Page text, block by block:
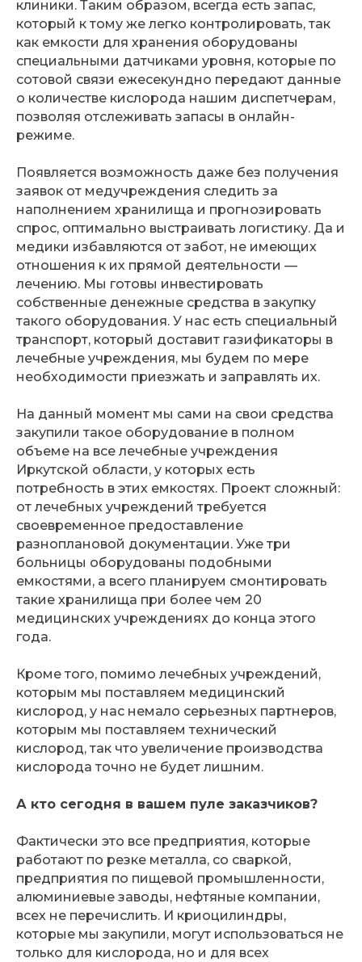
клиники. Таким образом, всегда есть запас,
который к тому же легко контролировать, так
как емкости для хранения оборудованы
специальными датчиками уровня, которые по
сотовой связи ежесекундно передают данные
о количестве кислорода нашим диспетчерам,
позволяя отслеживать запасы в онлайн-
режиме.
Появляется возможность даже без получения
заявок от медучреждения следить за
наполнением хранилища и прогнозировать
спрос, оптимально выстраивать логистику. Да и
медики избавляются от забот, не имеющих
отношения к их прямой деятельности —
лечению. Мы готовы инвестировать
собственные денежные средства в закупку
такого оборудования. У нас есть специальный
транспорт, который доставит газификаторы в
лечебные учреждения, мы будем по мере
необходимости приезжать и заправлять их.
На данный момент мы сами на свои средства
закупили такое оборудование в полном
объеме на все лечебные учреждения
Иркутской области, у которых есть
потребность в этих емкостях. Проект сложный:
от лечебных учреждений требуется
своевременное предоставление
разноплановой документации. Уже три
больницы оборудованы подобными
емкостями, а всего планируем смонтировать
такие хранилища при более чем 20
медицинских учреждениях до конца этого
года.
Кроме того, помимо лечебных учреждений,
которым мы поставляем медицинский
кислород, у нас немало серьезных партнеров,
которым мы поставляем технический
кислород, так что увеличение производства
кислорода точно не будет лишним.
А кто сегодня в вашем пуле заказчиков?
Фактически это все предприятия, которые
работают по резке металла, со сваркой,
предприятия по пищевой промышленности,
алюминиевые заводы, нефтяные компании,
всех не перечислить. И криоцилиндры,
которые мы закупили, могут использоваться не
только для кислорода, но и для всех